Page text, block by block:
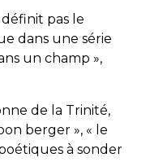
pas le
dans une série
un champ »,
de la Trinité,
berger », « le
à sonder